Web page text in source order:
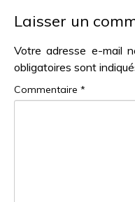
Laisser un
Votre adresse e-mail
obligatoires sont
Commentaire *